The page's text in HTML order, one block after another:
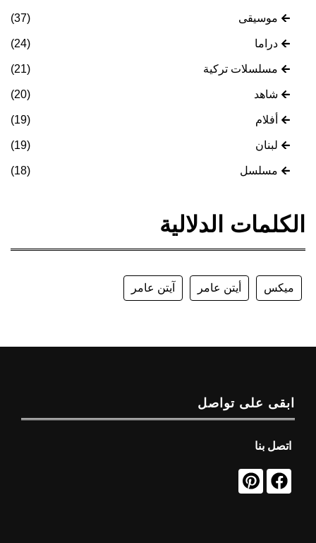
موسيقى (37)
دراما (24)
مسلسلات تركية (21)
شاهد (20)
أفلام (19)
لبنان (19)
مسلسل (18)
الكلمات الدلالية
ميكس أيتن عامر آيتن عامر
ابقى على تواصل
اتصل بنا